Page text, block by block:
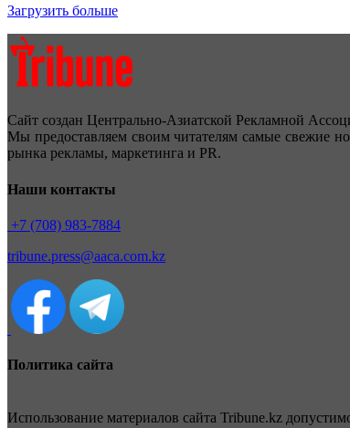
Загрузить больше
Сайт создан Центрально-Азиатской Рекламной
Мы предоставляем своим читателям самые свежие
рынка рекламы, маркетинга и PR.
Наши контакты
+7 (708) 983-7884
tribune.press@aaca.com.kz
Политика сайта
Использование материалов сайта Tribune.kz